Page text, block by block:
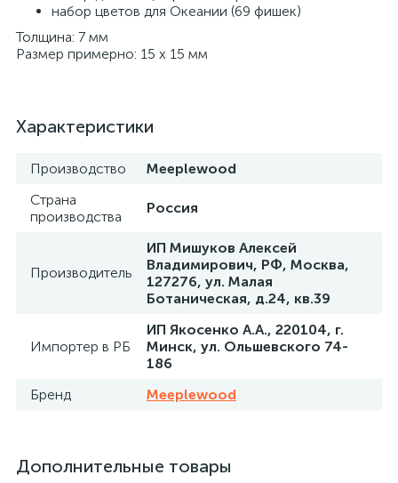
набор цветов для Океании (69 фишек)
Толщина: 7 мм
Размер примерно: 15 х 15 мм
Характеристики
Производство
Meeplewood
Страна
производства
Россия
Производитель
ИП Мишуков Алексей
Владимирович, РФ, Москва,
127276, ул. Малая
Ботаническая, д.24, кв.39
Импортер в РБ
ИП Якосенко А.А., 220104, г.
Минск, ул. Ольшевского 74-
186
Бренд
Meeplewood
Дополнительные товары